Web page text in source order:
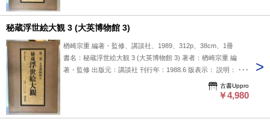
のコレクションを紹介しており、浮世絵の魅力や歴史に興味の
ある方に向いている内容と考えられます。収録作品の解説や資
秘蔵浮世絵大観 3 (大英博物館 3)
楢崎宗重 編著・監修、講談社、1989、312p、38cm、1冊
書名：秘蔵浮世絵大観 3 (大英博物館 3) 著者：楢崎宗重 編
著・監修 出版元：講談社 刊行年：1988.6 版表示： 説明：
『秘蔵浮世絵大観 3 (大英博物館 3)』は、楢崎宗重が編著およ
び監修を担当し、講談社から1988年6月に刊行された一冊で
紹介しているとされます。浮世絵の歴史や美術的価値に関心の
古書Uppro
￥4,980